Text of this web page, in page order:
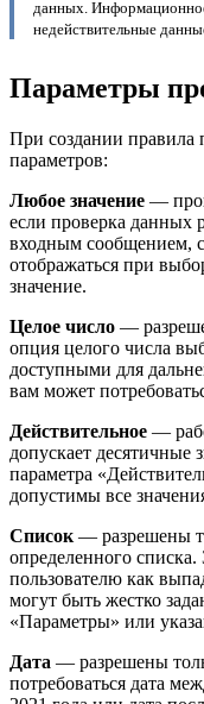
данных.
недействительные
Параметры
При создании правила
параметров:
Любое значение —
если проверка данных
входным сообщением,
отображаться при
значение.
Целое число —
опция целого числа
доступными для
вам может
Действительное —
допускает десятичные
параметра
допустимы все
Список — разрешены
определенного списка.
пользователю как
могут быть жестко
«Параметры» или
Дата — разрешены
потребоваться дата